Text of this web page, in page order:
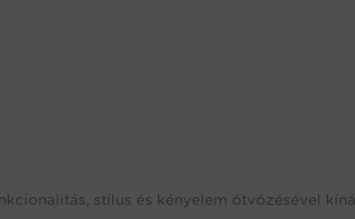
stílus és kényelem ötvözésével